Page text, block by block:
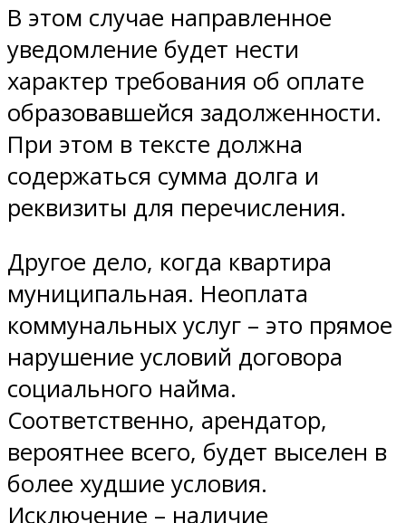
В этом случае направленное
уведомление будет нести
характер требования об оплате
образовавшейся задолженности.
При этом в тексте должна
содержаться сумма долга и
реквизиты для перечисления.
Другое дело, когда квартира
муниципальная. Неоплата
коммунальных услуг – это прямое
нарушение условий договора
социального найма.
Соответственно, арендатор,
вероятнее всего, будет выселен в
более худшие условия.
Исключение – наличие